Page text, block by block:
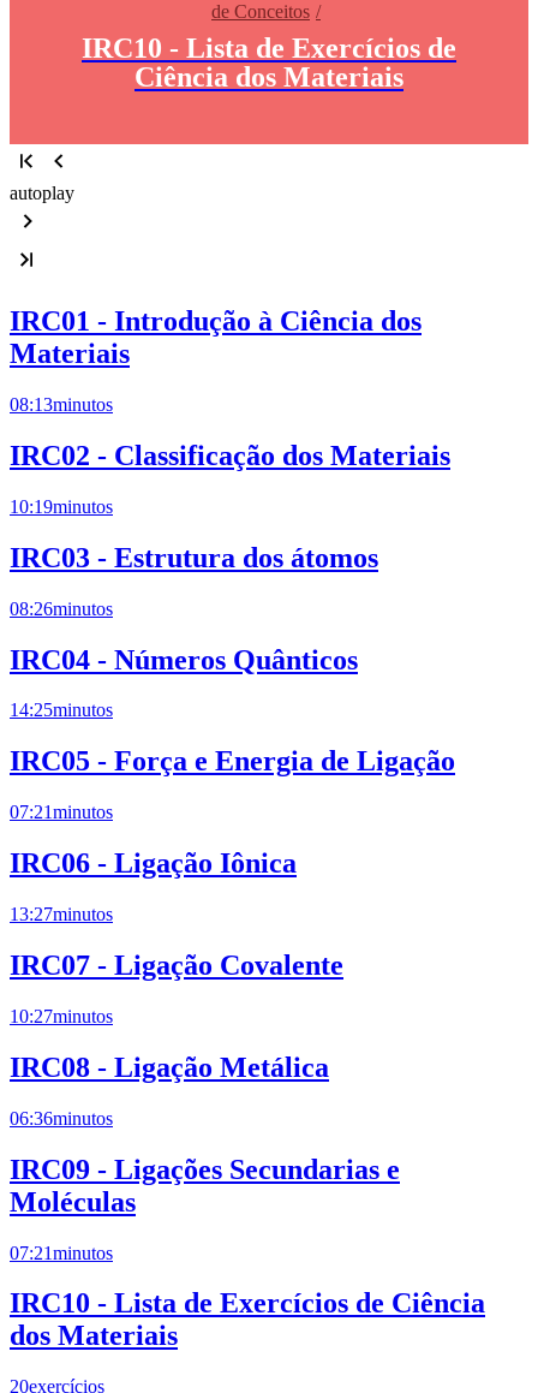
de Conceitos
IRC10 - Lista de Exercícios de
Ciência dos Materiais
autoplay
IRC01 - Introdução à Ciência dos
Materiais
08:13minutos
IRC02 - Classificação dos Materiais
10:19minutos
IRC03 - Estrutura dos átomos
08:26minutos
IRC04 - Números Quânticos
14:25minutos
IRC05 - Força e Energia de Ligação
07:21minutos
IRC06 - Ligação Iônica
13:27minutos
IRC07 - Ligação Covalente
10:27minutos
IRC08 - Ligação Metálica
06:36minutos
IRC09 - Ligações Secundarias e
Moléculas
07:21minutos
IRC10 - Lista de Exercícios de Ciência
dos Materiais
20exercícios